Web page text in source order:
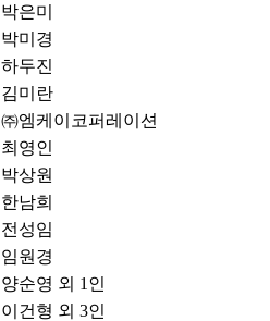
박은미
박미경
하두진
김미란
㈜엠케이코퍼레이션
최영인
박상원
한남희
전성임
임원경
양순영 외 1인
이건형 외 3인